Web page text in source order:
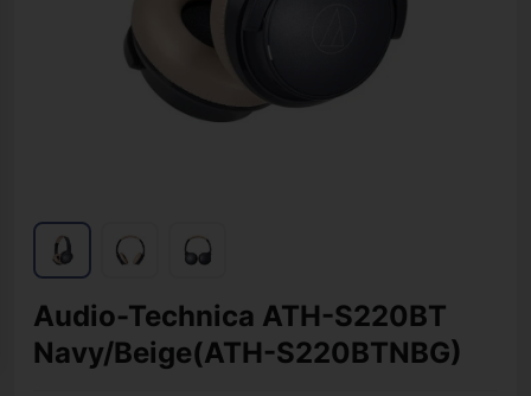
Audio-Technica ATH-S220BT
Navy/Beige(ATH-S220BTNBG)